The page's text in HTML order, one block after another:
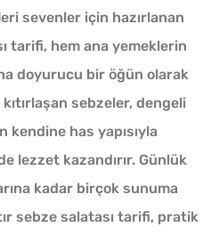
sevenler için hazırlanan
tarifi, hem ana yemeklerin
doyurucu bir öğün olarak
sebzeler, dengeli
kendine has yapısıyla
lezzet kazandırır. Günlük
kadar birçok sunuma
sebze salatası tarifi, pratik